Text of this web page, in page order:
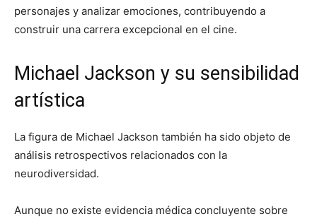
personajes y analizar emociones, contribuyendo a
construir una carrera excepcional en el cine.
Michael Jackson y su sensibilidad
artística
La figura de Michael Jackson también ha sido objeto de
análisis retrospectivos relacionados con la
neurodiversidad.
Aunque no existe evidencia médica concluyente sobre